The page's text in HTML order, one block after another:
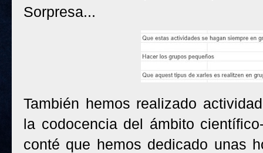
Sorpresa...
También hemos realizado
la codocencia del ámbito
conté que hemos dedicado unas